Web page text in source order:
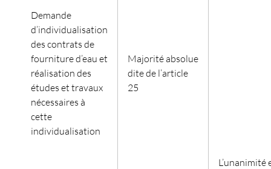
Demande
d’individualisation
des contrats de
fourniture d’eau et
réalisation des
études et travaux
nécessaires à
cette
individualisation
Majorité absolue
dite de l’article
25
L’unanimité